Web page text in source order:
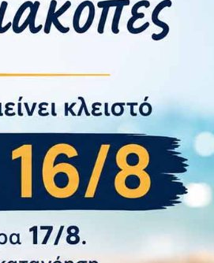
5G
Ναι
Ναι
Όχι
20W, 50% in 30 min
Όχι